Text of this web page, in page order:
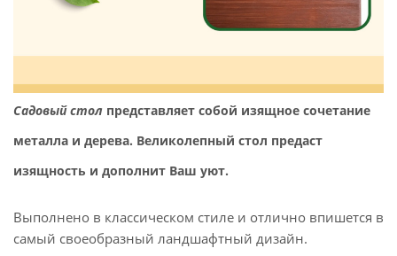
Садовый стол представляет собой изящное сочетание
металла и дерева. Великолепный стол предаст
изящность и дополнит Ваш уют.
Выполнено в классическом стиле и отлично впишется в
самый своеобразный ландшафтный дизайн.